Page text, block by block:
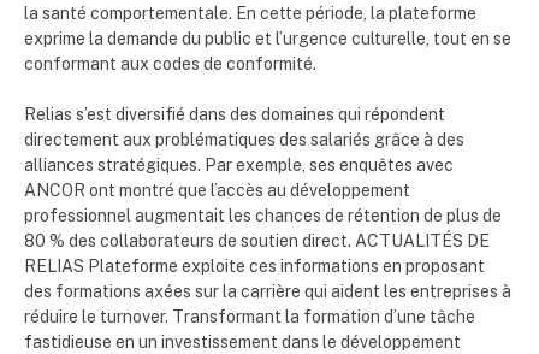
la santé comportementale. En cette période, la plateforme
exprime la demande du public et l’urgence culturelle, tout en se
conformant aux codes de conformité.
Relias s’est diversifié dans des domaines qui répondent
directement aux problématiques des salariés grâce à des
alliances stratégiques. Par exemple, ses enquêtes avec
ANCOR ont montré que l’accès au développement
professionnel augmentait les chances de rétention de plus de
80 % des collaborateurs de soutien direct. ACTUALITÉS DE
RELIAS Plateforme exploite ces informations en proposant
des formations axées sur la carrière qui aident les entreprises à
réduire le turnover. Transformant la formation d’une tâche
fastidieuse en un investissement dans le développement